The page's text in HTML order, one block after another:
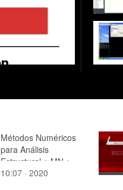
Métodos Numéricos
para Análisis
Estructural ¿ MN ¿
2020 ¿ Clase 05 ¿
10:07 · 2020